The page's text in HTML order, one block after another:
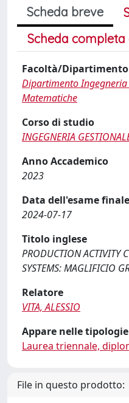
Scheda breve
Scheda completa
Facoltà/Dipartimento
Dipartimento Ingegneria
Matematiche
Corso di studio
INGEGNERIA
Anno Accademico
2023
Data dell'esame finale
2024-07-17
Titolo inglese
PRODUCTION ACTIVITY
SYSTEMS: MAGLIFICIO
Relatore
VITA, ALESSIO
Appare nelle
Laurea triennale,
File in questo prodotto: